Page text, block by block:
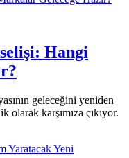
Hangi
geleceğini yeniden
karşımıza çıkıyor.